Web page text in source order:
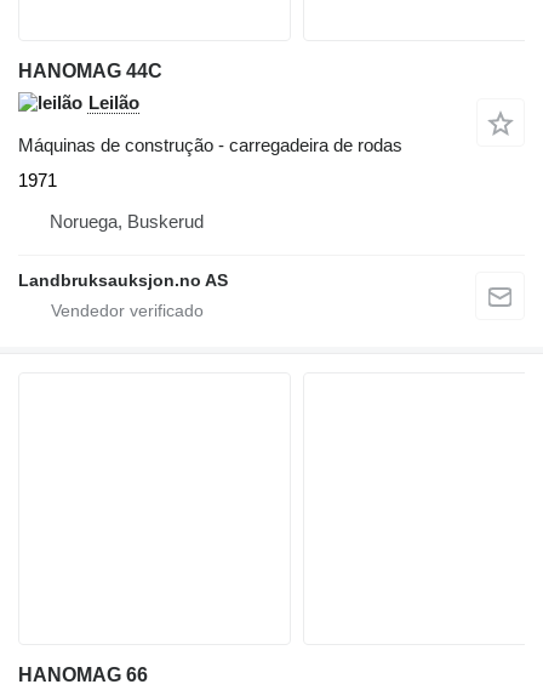
HANOMAG 44C
Leilão
Máquinas de construção - carregadeira de rodas
1971
Noruega, Buskerud
Landbruksauksjon.no AS
HANOMAG 66